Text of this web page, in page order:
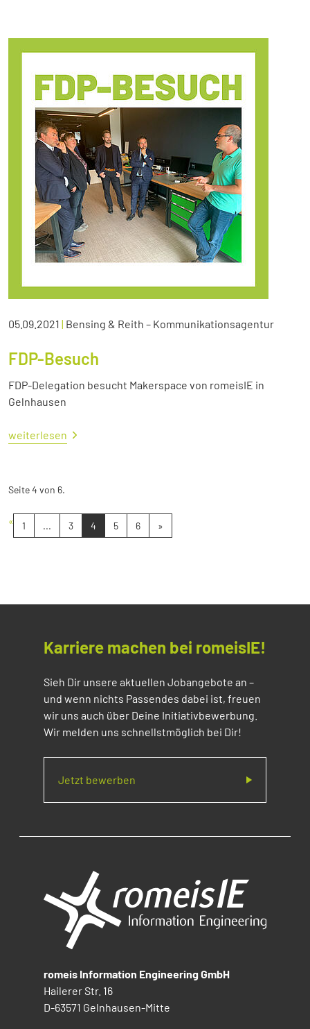
05.09.2021 | Bensing & Reith – Kommunikationsagentur
FDP-Besuch
FDP-Delegation besucht Makerspace von romeisIE in
Gelnhausen
weiterlesen
Seite 4 von 6.
« 1 ... 3 4 5 6 »
Karriere machen bei romeisIE!
Sieh Dir unsere aktuellen Jobangebote an –
und wenn nichts Passendes dabei ist, freuen
wir uns auch über Deine Initiativbewerbung.
Wir melden uns schnellstmöglich bei Dir!
Jetzt bewerben
romeis Information Engineering GmbH
Hailerer Str. 16
D-63571 Gelnhausen-Mitte